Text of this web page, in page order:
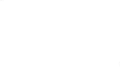
konularda yetersiz